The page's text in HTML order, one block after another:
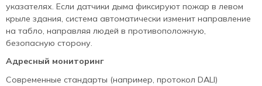
указателях. Если датчики дыма фиксируют пожар в левом
крыле здания, система автоматически изменит направление
на табло, направляя людей в противоположную,
безопасную сторону.
Адресный мониторинг
Современные стандарты (например, протокол DALI)